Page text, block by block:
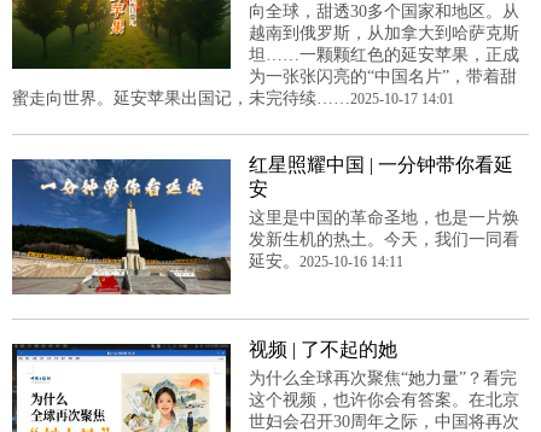
向全球，甜透30多个国家和地区。从
越南到俄罗斯，从加拿大到哈萨克斯
坦……一颗颗红色的延安苹果，正成
为一张张闪亮的“中国名片”，带着甜
蜜走向世界。延安苹果出国记，未完待续…… 2025-10-17 14:01
红星照耀中国 | 一分钟带你看延
安
这里是中国的革命圣地，也是一片焕
发新生机的热土。今天，我们一同看
延安。 2025-10-16 14:11
视频 | 了不起的她
为什么全球再次聚焦“她力量”？看完
这个视频，也许你会有答案。在北京
世妇会召开30周年之际，中国将再次